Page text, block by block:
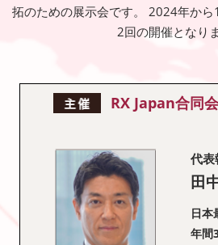
拓のための展示会です。 2024年か
2回の開催となりま
RX Japan合同
代表
田
日本
年間